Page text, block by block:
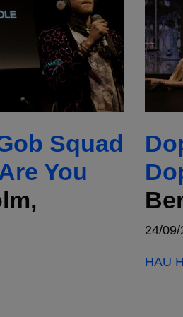
Squad
You
24/
HAU